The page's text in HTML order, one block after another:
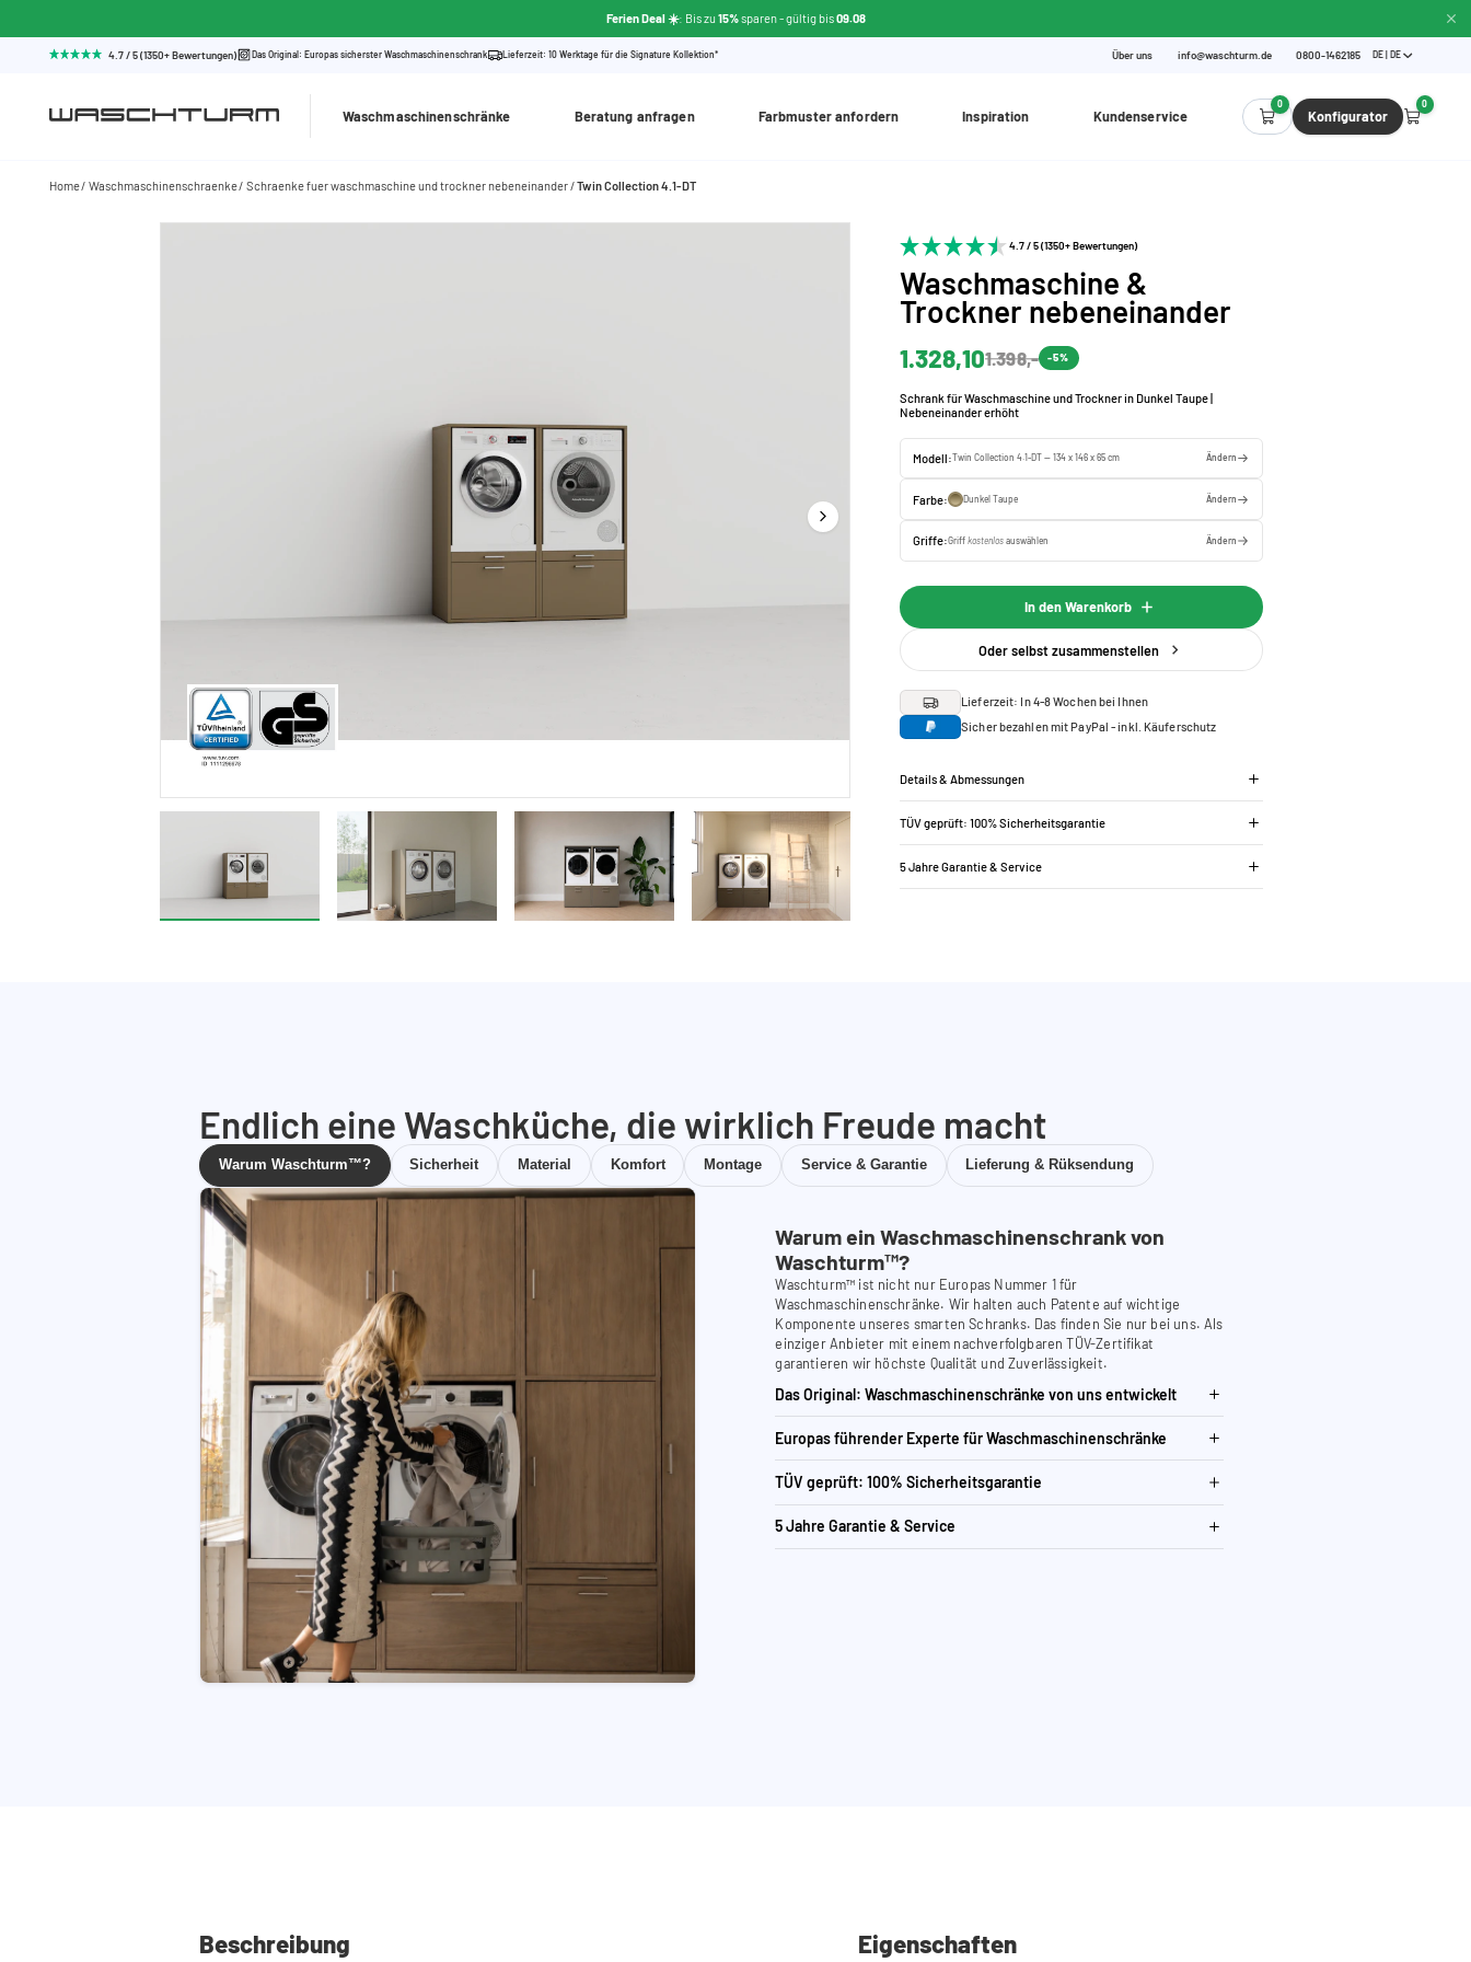
Ferien Deal ☀️: Bis zu15%sparen- gültig bis09.08
4.7 / 5 (1350+ Bewertungen) Das Original: Europas sicherster Waschmaschinenschrank Lieferzeit: 10 Werktage für die Signature Kollektion* Über uns info@waschturm.de 0800-1462185 DE | DE
Waschmaschinenschränke Beratung anfragen Farbmuster anfordern Inspiration Kundenservice
0
Konfigurator
0
Home Waschmaschinenschraenke Schraenke fuer waschmaschine und trockner nebeneinander Twin Collection 4.1-DT
4.7 / 5 (1350+ Bewertungen)
Waschmaschine &
Trockner nebeneinander
1.328,101.398,- -5%
Schrank für Waschmaschine und Trockner in Dunkel Taupe |
Nebeneinander erhöht
Modell:Twin Collection 4.1-DT — 134 x 146 x 65 cm Ändern
Farbe: Dunkel Taupe Ändern
Griffe:Griffkostenlos auswählen Ändern
In den Warenkorb
Oder selbst zusammenstellen
Lieferzeit: In 4-8 Wochen bei Ihnen
Sicher bezahlen mit PayPal - inkl. Käuferschutz
Details & Abmessungen
TÜV geprüft: 100% Sicherheitsgarantie
5 Jahre Garantie & Service
Endlich eine Waschküche, die wirklich Freude macht
Warum Waschturm™? Sicherheit Material Komfort Montage Service & Garantie Lieferung & Rüksendung
Warum ein Waschmaschinenschrank von
Waschturm™?
Waschturm™ ist nicht nur Europas Nummer 1 für
Waschmaschinenschränke. Wir halten auch Patente auf wichtige
Komponente unseres smarten Schranks. Das finden Sie nur bei uns. Als
einziger Anbieter mit einem nachverfolgbaren TÜV-Zertifikat
garantieren wir höchste Qualität und Zuverlässigkeit.
Das Original: Waschmaschinenschränke von uns entwickelt
Europas führender Experte für Waschmaschinenschränke
TÜV geprüft: 100% Sicherheitsgarantie
5 Jahre Garantie & Service
Beschreibung Eigenschaften